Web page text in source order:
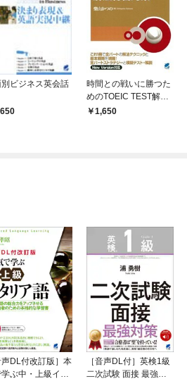
ビジネス英会話
時間との戦いに勝つた
めのTOEIC TEST解法
総合対策（CDなしバ
1,650
声DL付改訂版］本
ぶ中・上級イタ
［音声DL付］英検1級
二次試験 面接 最強対